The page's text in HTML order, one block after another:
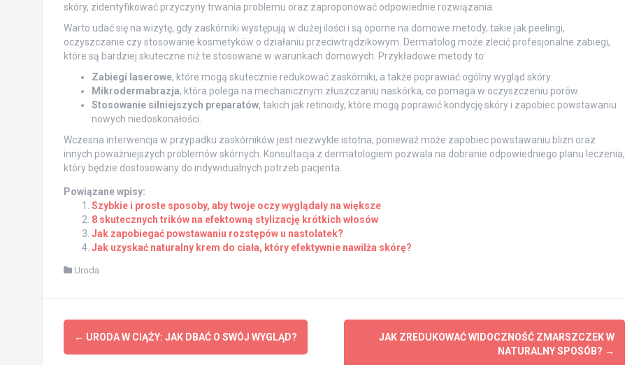
skóry, zidentyfikować przyczyny trwania problemu oraz zaproponować odpowiednie rozwiązania.
Warto udać się na wizytę, gdy zaskórniki występują w dużej ilości i są oporne na domowe metody, takie jak peelingi,
oczyszczanie czy stosowanie kosmetyków o działaniu przeciwtrądzikowym. Dermatolog może zlecić profesjonalne zabiegi,
które są bardziej skuteczne niż te stosowane w warunkach domowych. Przykładowe metody to:
Zabiegi laserowe, które mogą skutecznie redukować zaskórniki, a także poprawiać ogólny wygląd skóry.
Mikrodermabrazja, która polega na mechanicznym złuszczaniu naskórka, co pomaga w oczyszczeniu porów.
Stosowanie silniejszych preparatów, takich jak retinoidy, które mogą poprawić kondycję skóry i zapobiec powstawaniu
nowych niedoskonałości.
Wczesna interwencja w przypadku zaskórników jest niezwykle istotna, ponieważ może zapobiec powstawaniu blizn oraz
innych poważniejszych problemów skórnych. Konsultacja z dermatologiem pozwala na dobranie odpowiedniego planu leczenia,
który będzie dostosowany do indywidualnych potrzeb pacjenta.
Powiązane wpisy:
Szybkie i proste sposoby, aby twoje oczy wyglądały na większe
8 skutecznych trików na efektowną stylizację krótkich włosów
Jak zapobiegać powstawaniu rozstępów u nastolatek?
Jak uzyskać naturalny krem do ciała, który efektywnie nawilża skórę?
Uroda
Post
← URODA W CIĄŻY: JAK DBAĆ O SWÓJ WYGLĄD?
JAK ZREDUKOWAĆ WIDOCZNOŚĆ ZMARSZCZEK W
NATURALNY SPOSÓB? →